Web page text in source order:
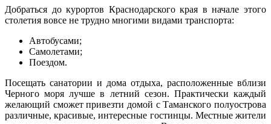
Добраться до курортов Краснодарского края в начале этого
столетия вовсе не трудно многими видами транспорта:
Автобусами;
Самолетами;
Поездом.
Посещать санатории и дома отдыха, расположенные вблизи
Черного моря лучше в летний сезон. Практически каждый
желающий сможет привезти домой с Таманского полуострова
различные, красивые, интересные гостинцы. Местные жители